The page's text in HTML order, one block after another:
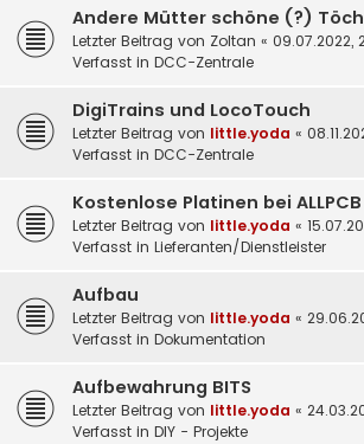
Andere Mütter schöne (?)
Letzter Beitrag von Zoltan « 09.07.2022,
Verfasst in DCC-Zentrale
DigiTrains und LocoTouch
Letzter Beitrag von little.yoda «
Verfasst in DCC-Zentrale
Kostenlose Platinen bei ALLPCB
Letzter Beitrag von little.yoda «
Verfasst in Lieferanten/Dienstleister
Aufbau
Letzter Beitrag von little.yoda «
Verfasst in Dokumentation
Aufbewahrung BITS
Letzter Beitrag von little.yoda «
Verfasst in DIY - Projekte